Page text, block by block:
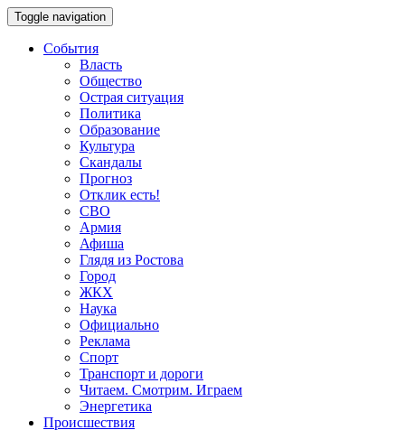
Toggle navigation
События
Власть
Общество
Острая ситуация
Политика
Образование
Культура
Скандалы
Прогноз
Отклик есть!
СВО
Армия
Афиша
Глядя из Ростова
Город
ЖКХ
Наука
Официально
Реклама
Спорт
Транспорт и дороги
Читаем. Смотрим. Играем
Энергетика
Происшествия